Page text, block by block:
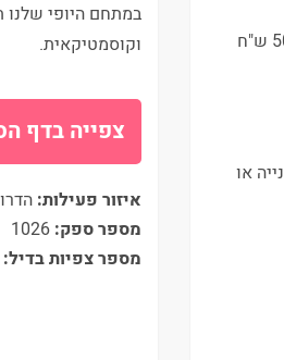
לסוגרות אירוע איפור ושיער למלווה ב-500 ש"ח
או
במתחם היופי שלנו
וקוסמטיקאית.
צפייה בדף
איזור פעילות:
מספר ספק:1026
מספר צפיות בדיל: